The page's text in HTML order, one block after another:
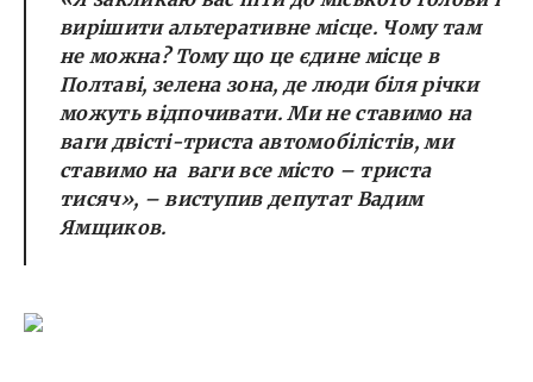
вирішити альтеративне місце. Чому там
не можна? Тому що це єдине місце в
Полтаві, зелена зона, де люди біля річки
можуть відпочивати. Ми не ставимо на
ваги двісті-триста автомобілістів, ми
ставимо на ваги все місто – триста
тисяч», – виступив депутат Вадим
Ямщиков.